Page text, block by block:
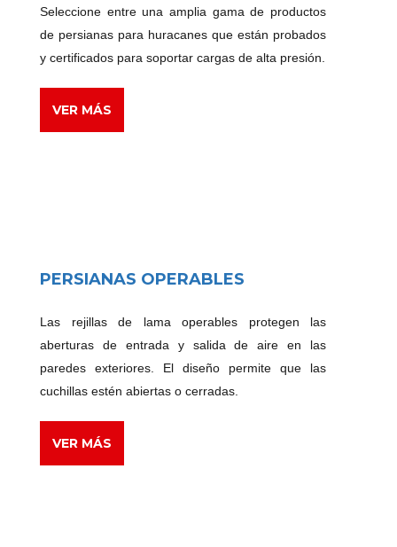
Seleccione entre una amplia gama de productos
de persianas para huracanes que están probados
y certificados para soportar cargas de alta presión.
VER MÁS
PERSIANAS OPERABLES
Las rejillas de lama operables protegen las
aberturas de entrada y salida de aire en las
paredes exteriores. El diseño permite que las
cuchillas estén abiertas o cerradas.
VER MÁS